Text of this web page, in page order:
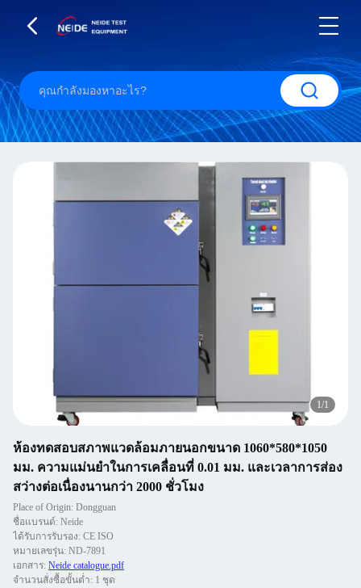
1/1
ห้องทดสอบสภาพแวดล้อมภายนอกขนาด 1060*580*1050
มม. ความแม่นยำในการเคลื่อนที่ 0.01 มม. และเวลาการส่อง
สว่างต่อเนื่องนานกว่า 2000 ชั่วโมง
Place of Origin: Dongguan
ชื่อแบรนด์: Neide
ได้รับการรับรอง: CE ISO
หมายเลขรุ่น: ND-7891
เอกสาร: Neide catalogue.pdf
จำนวนสั่งซื้อขั้นต่ำ: 1 ชุด